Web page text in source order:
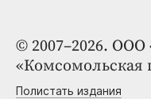
© 2007–2026. ООО
«Комсомольская
Полистать издания